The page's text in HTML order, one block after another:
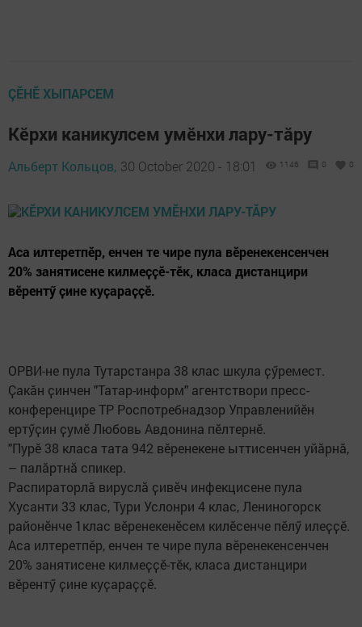
ÇӖНӖ ХЫПАРСЕМ
Кӗрхи каникулсем умӗнхи лару-тӑру
Альберт Кольцов, 30 October 2020 - 18:01 1146 0 0
Аса илтеретпӗр, енчен те чире пула вӗренекенсенчен
20% занятисене килмеҫҫӗ-тӗк, класа дистанцири
вӗрентӳ ҫине куҫараҫҫӗ.
ОРВИ-не пула Тутарстанра 38 клас шкула ҫӳремест.
Ҫакӑн ҫинчен "Татар-информ" агентствори пресс-
конференцире ТР Роспотребнадзор Управленийӗн
ертӳҫин ҫумӗ Любовь Авдонина пӗлтернӗ.
"Пурӗ 38 класа тата 942 вӗренекене ыттисенчен уйӑрнӑ,
– палӑртнӑ спикер.
Распираторлӑ вируслӑ ҫивӗч инфекцисене пула
Хусанти 33 клас, Тури Услонри 4 клас, Лениногорск
районӗнче 1клас вӗренекенӗсем килӗсенче пӗлӳ илеҫҫӗ.
Аса илтеретпӗр, енчен те чире пула вӗренекенсенчен
20% занятисене килмеҫҫӗ-тӗк, класа дистанцири
вӗрентӳ ҫине куҫараҫҫӗ.